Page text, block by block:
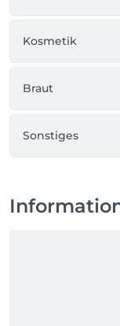
Kosmetik
Braut
Sonstiges